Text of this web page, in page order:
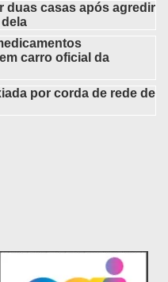
duas casas após agredir
carro oficial da
por corda de rede de